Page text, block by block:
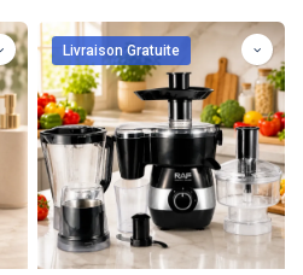
Livraison Gratuite